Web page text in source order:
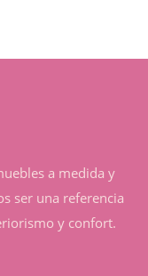
a medida y
ser una referencia
y confort.